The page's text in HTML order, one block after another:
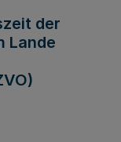
der
Lande